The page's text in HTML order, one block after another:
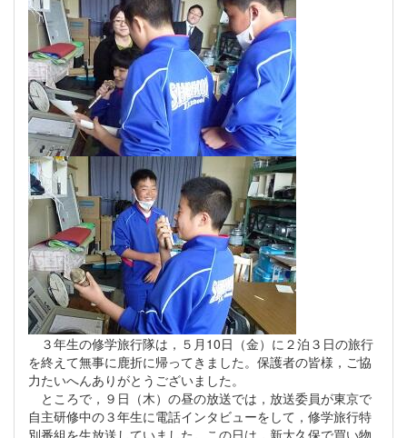
３年生の修学旅行隊は，５月10日（金）に２泊３日の旅行
を終えて無事に鹿折に帰ってきました。保護者の皆様，ご協
力たいへんありがとうございました。
ところで，９日（木）の昼の放送では，放送委員が東京で
自主研修中の３年生に電話インタビューをして，修学旅行特
別番組を生放送していました。この日は，新大久保で買い物